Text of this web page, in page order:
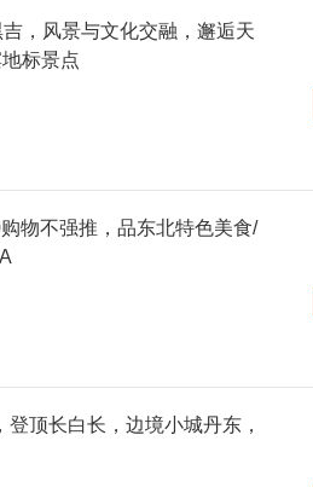
，风景与文化交融，邂逅天
标景点
物不强推，品东北特色美食/
登顶长白长，边境小城丹东，